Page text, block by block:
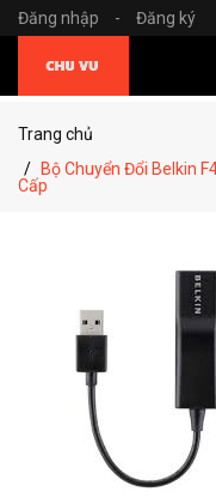
Đăng nhập - Đăng ký
Trang chủ
Bộ Chuyển Đổi Belkin
Cấp